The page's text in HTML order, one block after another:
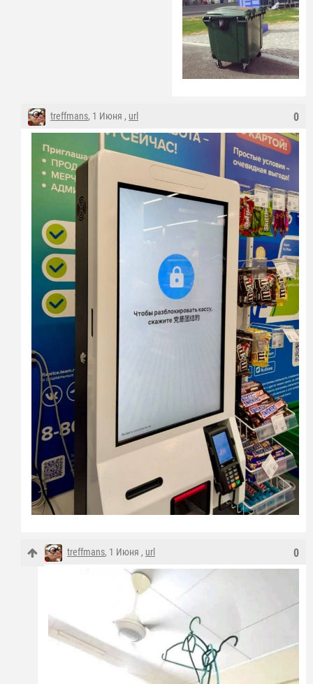
0
treffmans, 1 Июня , url
0
treffmans, 1 Июня , url